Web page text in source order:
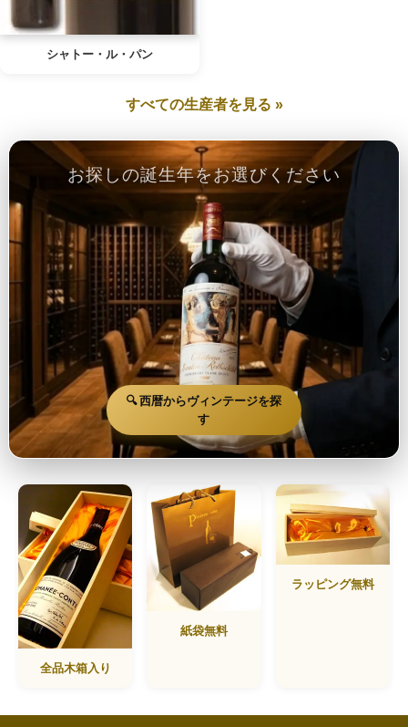
シャトー・ル・パン
すべての生産者を見る »
お探しの誕生年をお選びください
🔍 西暦からヴィンテージを探
す
全品木箱入り
紙袋無料
ラッピング無料